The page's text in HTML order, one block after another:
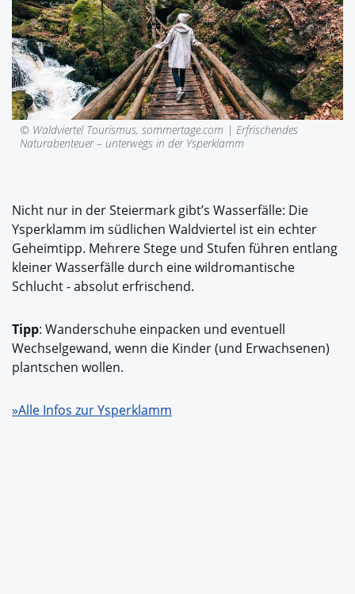
© Waldviertel Tourismus, sommertage.com | Erfrischendes
Naturabenteuer – unterwegs in der Ysperklamm
Nicht nur in der Steiermark gibt’s Wasserfälle: Die
Ysperklamm im südlichen Waldviertel ist ein echter
Geheimtipp. Mehrere Stege und Stufen führen entlang
kleiner Wasserfälle durch eine wildromantische
Schlucht - absolut erfrischend.
Tipp: Wanderschuhe einpacken und eventuell
Wechselgewand, wenn die Kinder (und Erwachsenen)
plantschen wollen.
»Alle Infos zur Ysperklamm